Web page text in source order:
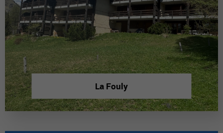
La Fouly